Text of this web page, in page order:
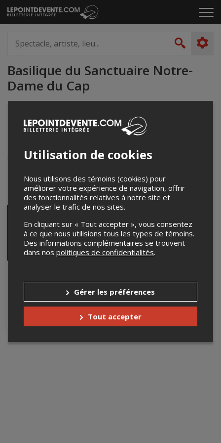
Passer
au
le
artiste,
lieu...
Basilique du Sanctuaire Notre-
Dame du Cap
www.sanctuaire-ndc.ca/
Trois-Rivières, QC
Canada
Événements à venir
2026
24 octobre 2026, 18h00
Basilique du Sanctuaire
Utilisation de cookies
Nous utilisons des témoins (cookies) pour
améliorer votre expérience de navigation, offrir
des fonctionnalités relatives à notre site et
analyser le trafic de nos sites.
En cliquant sur « Tout accepter », vous consentez
à ce que nous utilisions tous les types de témoins.
Des informations complémentaires se trouvent
dans nos politiques de confidentialités.
Gérer les préférences
Tout accepter